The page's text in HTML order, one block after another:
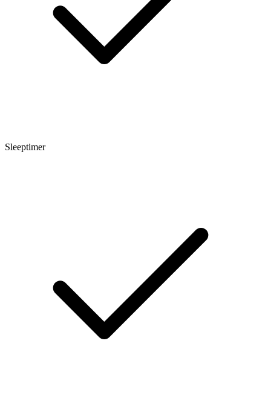
Sleeptimer